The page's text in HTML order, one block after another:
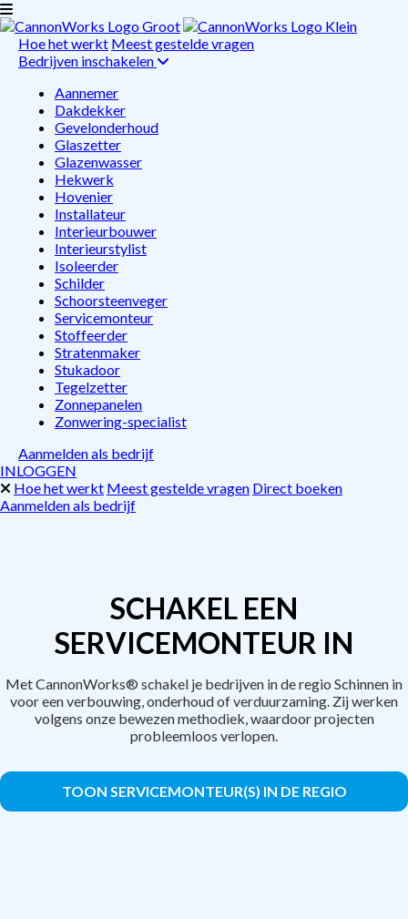
Hoe het werkt Meest gestelde vragen
Bedrijven inschakelen
Aannemer
Dakdekker
Gevelonderhoud
Glaszetter
Glazenwasser
Hekwerk
Hovenier
Installateur
Interieurbouwer
Interieurstylist
Isoleerder
Schilder
Schoorsteenveger
Servicemonteur
Stoffeerder
Stratenmaker
Stukadoor
Tegelzetter
Zonnepanelen
Zonwering-specialist
Aanmelden als bedrijf
INLOGGEN
Hoe het werkt Meest gestelde vragen Direct boeken
Aanmelden als bedrijf
SCHAKEL EEN
SERVICEMONTEUR IN
Met CannonWorks® schakel je bedrijven in de regio Schinnen in
voor een verbouwing, onderhoud of verduurzaming. Zij werken
volgens onze bewezen methodiek, waardoor projecten
probleemloos verlopen.
TOON SERVICEMONTEUR(S) IN DE REGIO